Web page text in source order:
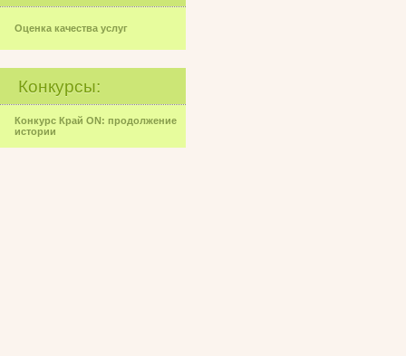
Оценка качества услуг
Конкурсы:
Конкурс Край ON: продолжение
истории